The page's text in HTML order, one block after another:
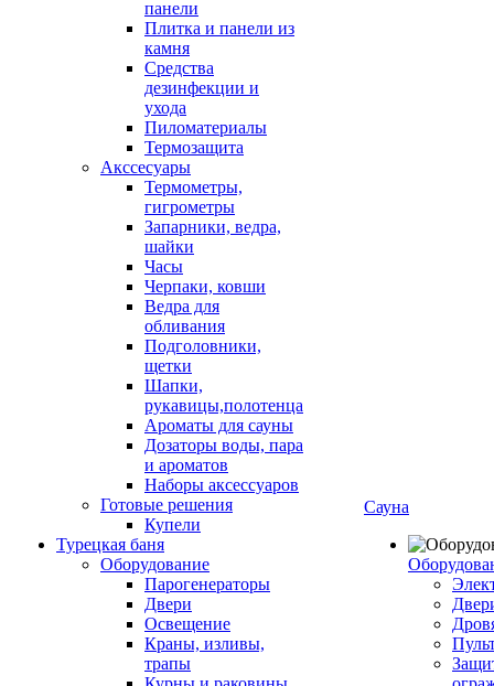
панели
Плитка и панели из
камня
Средства
дезинфекции и
ухода
Пиломатериалы
Термозащита
Аксcесуары
Термометры,
гигрометры
Запарники, ведра,
шайки
Часы
Черпаки, ковши
Ведра для
обливания
Подголовники,
щетки
Шапки,
рукавицы,полотенца
Ароматы для сауны
Дозаторы воды, пара
и ароматов
Наборы аксессуаров
Готовые решения
Купели
Турецкая баня
Оборудование
Парогенераторы
Двери
Освещение
Краны, изливы,
трапы
Сауна